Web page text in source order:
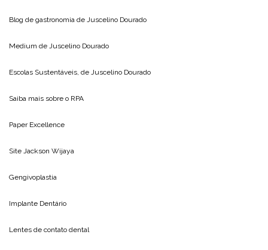
Blog de gastronomia de Juscelino Dourado
Medium de Juscelino Dourado
Escolas Sustentáveis, de Juscelino Dourado
Saiba mais sobre o RPA
Paper Excellence
Site Jackson Wijaya
Gengivoplastia
Implante Dentário
Lentes de contato dental